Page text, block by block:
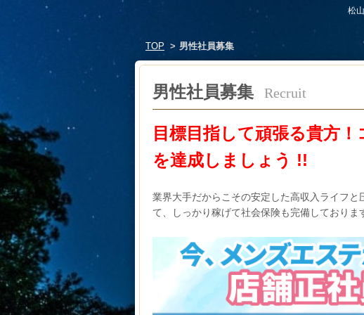
松
TOP 男性社員募集
男性社員募集 Recruit
目標目指して頑張る貴方
を達成しましょう !!
業界大手だからこその安定した高収入ライフ
て、しっかり稼げて社会保険も完備しておりま